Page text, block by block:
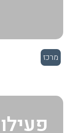
מרכז